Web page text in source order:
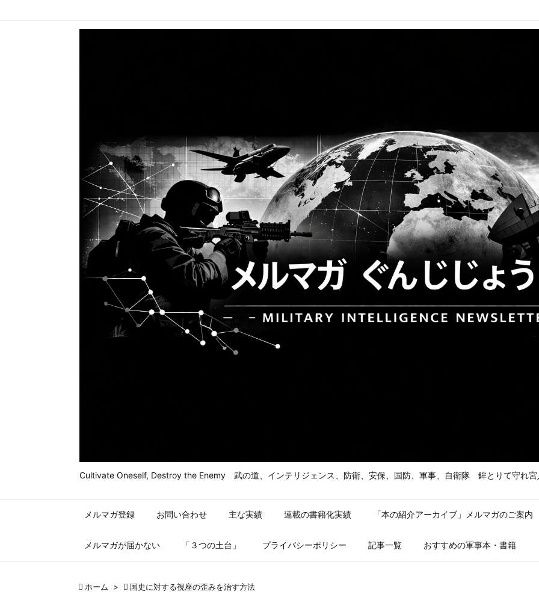
Cultivate Oneself, Destroy the Enemy 武の道、インテリジェンス、防衛、安保、国防、軍事、自衛隊 鉾とりて守れ宮
メルマガ登録 お問い合わせ 主な実績 連載の書籍化実績 「本の紹介アーカイブ」メルマガのご案内
メルマガが届かない 「３つの土台」 プライバシーポリシー 記事一覧 おすすめの軍事本・書籍
 ホーム >  国史に対する視座の歪みを治す方法